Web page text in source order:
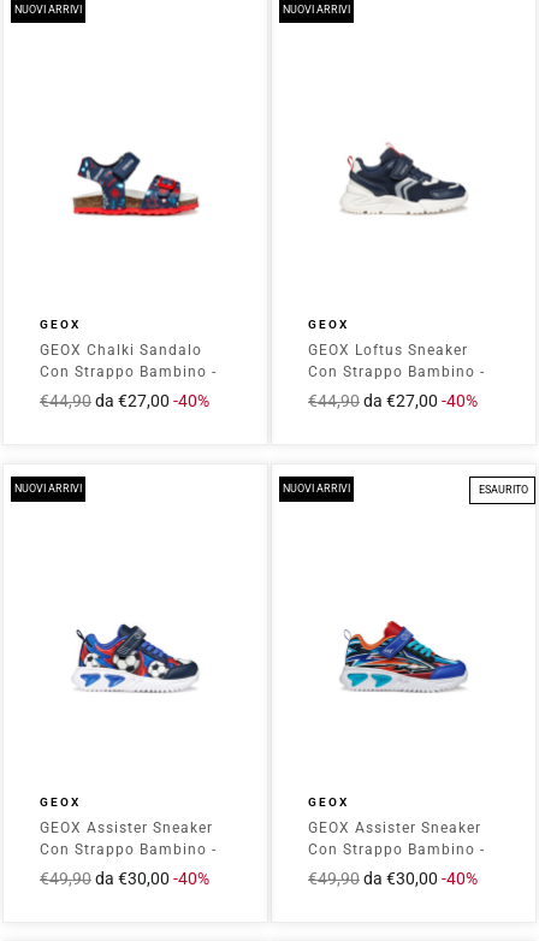
NUOVI ARRIVI
GEOX
GEOX Chalki Sandalo
Con Strappo Bambino -
B652QB00004 Navy/Red
Prezzo
€44,90Prezzo
da €27,00 -40%
NUOVI ARRIVI
GEOX
GEOX Loftus Sneaker
Con Strappo Bambino -
J55MQB01454 Navy/Red
Prezzo
€44,90Prezzo
da €27,00 -40%
NUOVI ARRIVI
GEOX
GEOX Assister Sneaker
Con Strappo Bambino -
J45DZB02ACE Blu
Prezzo
€49,90Prezzo
da €30,00 -40%
NUOVI ARRIVI ESAURITO
GEOX
GEOX Assister Sneaker
Con Strappo Bambino -
J45DZB02ACE
Prezzo
€49,90Prezzo
da €30,00 -40%